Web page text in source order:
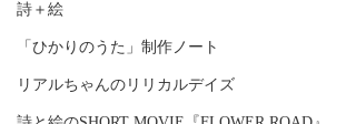
詩＋絵
「ひかりのうた」制作ノート
リアルちゃんのリリカルデイズ